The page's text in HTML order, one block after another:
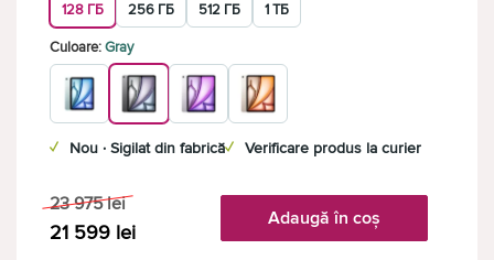
128 ГБ
256 ГБ 512 ГБ 1 ТБ
Culoare:Gray
✓ Nou · Sigilat din fabrică✓ Verificare produs la curier
23 975 lei
21 599 lei
Adaugă în coș